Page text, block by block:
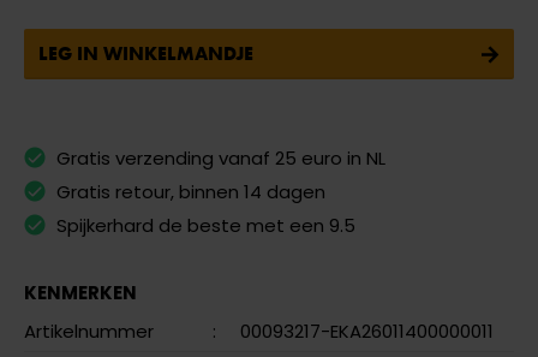
LEG IN WINKELMANDJE
Gratis verzending vanaf 25 euro in NL
Gratis retour, binnen 14 dagen
Spijkerhard de beste met een 9.5
KENMERKEN
Artikelnummer
:
00093217-EKA26011400000011